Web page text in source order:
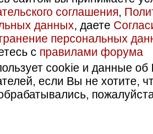
соглашения,
данных, даете
персональных
с правилами форума
cookie и данные об
если Вы не хотите,